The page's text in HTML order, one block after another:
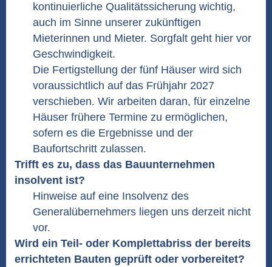
kontinuierliche Qualitätssicherung wichtig,
auch im Sinne unserer zukünftigen
Mieterinnen und Mieter. Sorgfalt geht hier vor
Geschwindigkeit.
Die Fertigstellung der fünf Häuser wird sich
voraussichtlich auf das Frühjahr 2027
verschieben. Wir arbeiten daran, für einzelne
Häuser frühere Termine zu ermöglichen,
sofern es die Ergebnisse und der
Baufortschritt zulassen.
Trifft es zu, dass das Bauunternehmen
insolvent ist?
Hinweise auf eine Insolvenz des
Generalübernehmers liegen uns derzeit nicht
vor.
Wird ein Teil- oder Komplettabriss der bereits
errichteten Bauten geprüft oder vorbereitet?